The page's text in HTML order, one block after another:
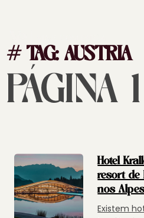
# TAG:AUSTRIA
PÁGINA
Hotel
resort de
nos
Existem